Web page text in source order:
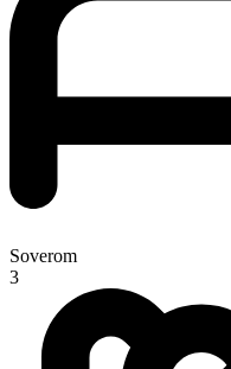
Soverom
3